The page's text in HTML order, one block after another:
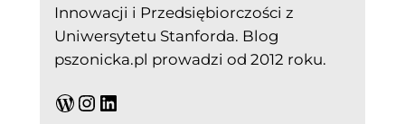
Innowacji i Przedsiębiorczości z
Uniwersytetu Stanforda. Blog
pszonicka.pl prowadzi od 2012 roku.
WordPress Instagram LinkedIn